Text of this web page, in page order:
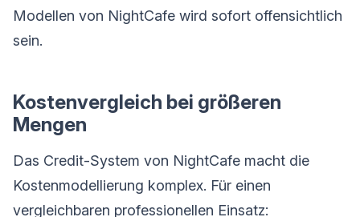
Modellen von NightCafe wird sofort offensichtlich
sein.
Kostenvergleich bei größeren
Mengen
Das Credit-System von NightCafe macht die
Kostenmodellierung komplex. Für einen
vergleichbaren professionellen Einsatz: